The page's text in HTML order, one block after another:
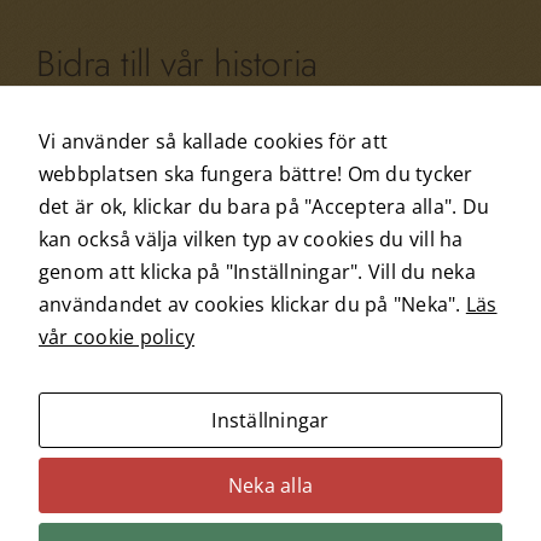
Bidra till vår historia
Eller kanske något gammalt fotografi du vill dela
med dig av? Hjälp oss att dokumentera vår
historia och bidra till vår framtid.
Bidra
© Arvid Nordquist Historia och Centrum för
Bidra till vår historia
Vi använder så kallade cookies för att
webbplatsen ska fungera bättre! Om du tycker
det är ok, klickar du bara på "Acceptera alla". Du
kan också välja vilken typ av cookies du vill ha
genom att klicka på "Inställningar". Vill du neka
användandet av cookies klickar du på "Neka". Läs
vår cookie policy
Inställningar
Neka alla
att försvinna
Marknadsföring
Genom att dela
med dig av dina
intressen och ditt
beteende när du
surfar ökar du
anpassat
innehåll och
erbjudanden.